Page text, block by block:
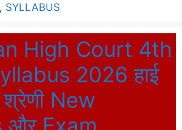
, SYLLABUS
High Court 4th
2026 हाई
श्रेणी New